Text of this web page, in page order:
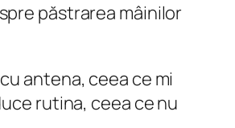
păstrarea mâinilor
antena, ceea ce mi
rutina, ceea ce nu